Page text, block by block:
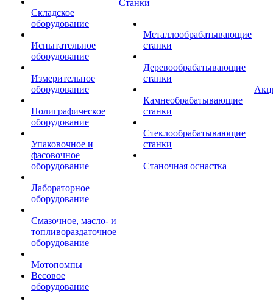
Складское
оборудование
Испытательное
оборудование
Измерительное
оборудование
Полиграфическое
оборудование
Упаковочное и
фасовочное
оборудование
Лабораторное
оборудование
Смазочное, масло- и
топливораздаточное
оборудование
Мотопомпы
Весовое
оборудование
Станки
Металлообрабатывающие
станки
Деревообрабатывающие
станки
Камнеобрабатывающие
станки
Стеклообрабатывающие
станки
Станочная оснастка